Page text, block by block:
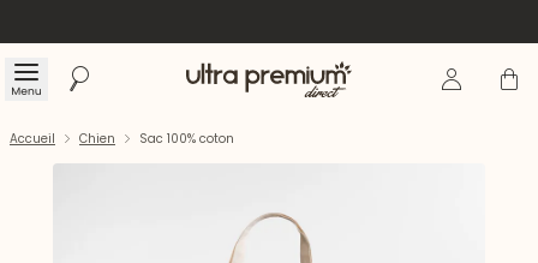
Menu Rechercher Accueil Se Panier
Accueil Chien Sac 100% coton